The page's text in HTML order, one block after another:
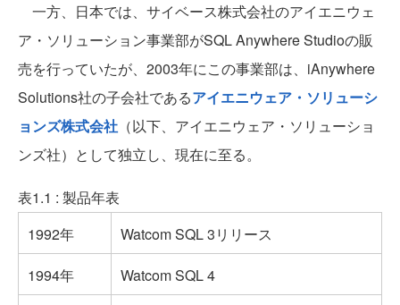
一方、日本では、サイベース株式会社のアイエニウェ
ア・ソリューション事業部がSQL Anywhere Studioの販
売を行っていたが、2003年にこの事業部は、iAnywhere
Solutions社の子会社であるアイエニウェア・ソリューシ
ョンズ株式会社 （以下、アイエニウェア・ソリューショ
ンズ社）として独立し、現在に至る。
表1.1 : 製品年表
1992年
Watcom SQL 3リリース
1994年
Watcom SQL 4